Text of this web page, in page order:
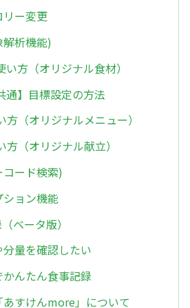
リー変更
析機能)
方（オリジナル食材）
通】目標設定の方法
方（オリジナルメニュー）
（オリジナル献立）
ード検索)
ション機能
ベータ版）
量を確認したい
んたん食事記録
あすけんmore」について